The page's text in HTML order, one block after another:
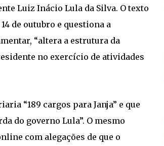
Luiz Inácio Lula da Silva. O texto
de outubro e questiona a
“altera a estrutura da
no exercício de atividades
“189 cargos para Janja” e que
do governo Lula”. O mesmo
com alegações de que o